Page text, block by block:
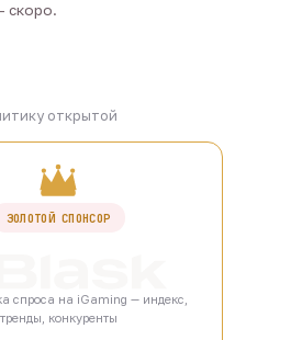
скоро.
открытой
ЗОЛОТОЙ СПОНСОР
спроса на iGaming — индекс,
тренды, конкуренты